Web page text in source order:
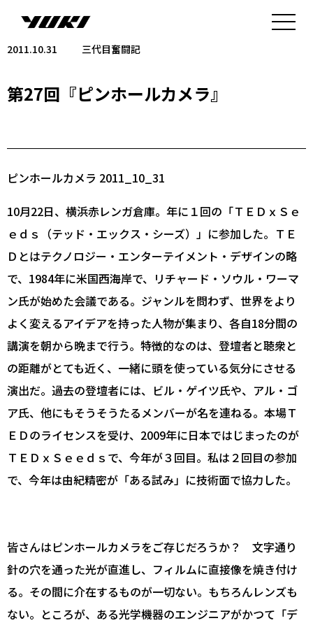
2011.10.31 三代目奮闘記
第27回『ピンホールカメラ』
ピンホールカメラ 2011_10_31
10月22日、横浜赤レンガ倉庫。年に１回の「ＴＥＤｘＳｅ
ｅｄｓ（テッド・エックス・シーズ）」に参加した。ＴＥ
Ｄとはテクノロジー・エンターテイメント・デザインの略
で、1984年に米国西海岸で、リチャード・ソウル・ワーマ
ン氏が始めた会議である。ジャンルを問わず、世界をより
よく変えるアイデアを持った人物が集まり、各自18分間の
講演を朝から晩まで行う。特徴的なのは、登壇者と聴衆と
の距離がとても近く、一緒に頭を使っている気分にさせる
演出だ。過去の登壇者には、ビル・ゲイツ氏や、アル・ゴ
ア氏、他にもそうそうたるメンバーが名を連ねる。本場Ｔ
ＥＤのライセンスを受け、2009年に日本ではじまったのが
ＴＥＤｘＳｅｅｄｓで、今年が３回目。私は２回目の参加
で、今年は由紀精密が「ある試み」に技術面で協力した。
皆さんはピンホールカメラをご存じだろうか？ 文字通り
針の穴を通った光が直進し、フィルムに直接像を焼き付け
る。その間に介在するものが一切ない。もちろんレンズも
ない。ところが、ある光学機器のエンジニアがかつて「デ